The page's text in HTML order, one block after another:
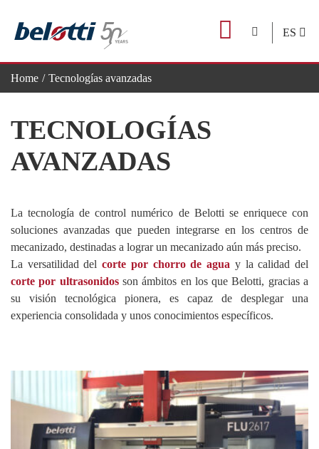
content
ES
Home Tecnologías avanzadas
TECNOLOGÍAS
AVANZADAS
La tecnología de control numérico de Belotti se enriquece con
soluciones avanzadas que pueden integrarse en los centros de
mecanizado, destinadas a lograr un mecanizado aún más preciso.
La versatilidad delcorte por chorro de agua y la calidad del
corte por ultrasonidosson ámbitos en los que Belotti, gracias a
su visión tecnológica pionera, es capaz de desplegar una
experiencia consolidada y unos conocimientos específicos.